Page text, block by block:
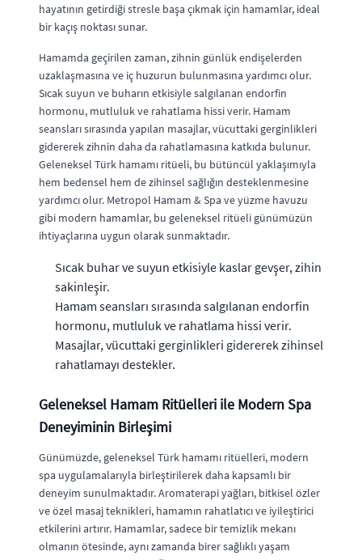
hayatının getirdiği stresle başa çıkmak için hamamlar, ideal
bir kaçış noktası sunar.
Hamamda geçirilen zaman, zihnin günlük endişelerden
uzaklaşmasına ve iç huzurun bulunmasına yardımcı olur.
Sıcak suyun ve buharın etkisiyle salgılanan endorfin
hormonu, mutluluk ve rahatlama hissi verir. Hamam
seansları sırasında yapılan masajlar, vücuttaki gerginlikleri
gidererek zihnin daha da rahatlamasına katkıda bulunur.
Geleneksel Türk hamamı ritüeli, bu bütüncül yaklaşımıyla
hem bedensel hem de zihinsel sağlığın desteklenmesine
yardımcı olur. Metropol Hamam & Spa ve yüzme havuzu
gibi modern hamamlar, bu geleneksel ritüeli günümüzün
ihtiyaçlarına uygun olarak sunmaktadır.
Sıcak buhar ve suyun etkisiyle kaslar gevşer, zihin
sakinleşir.
Hamam seansları sırasında salgılanan endorfin
hormonu, mutluluk ve rahatlama hissi verir.
Masajlar, vücuttaki gerginlikleri gidererek zihinsel
rahatlamayı destekler.
Geleneksel Hamam Ritüelleri ile Modern Spa
Deneyiminin Birleşimi
Günümüzde, geleneksel Türk hamamı ritüelleri, modern
spa uygulamalarıyla birleştirilerek daha kapsamlı bir
deneyim sunulmaktadır. Aromaterapi yağları, bitkisel özler
ve özel masaj teknikleri, hamamın rahatlatıcı ve iyileştirici
etkilerini artırır. Hamamlar, sadece bir temizlik mekanı
olmanın ötesinde, aynı zamanda birer sağlıklı yaşam